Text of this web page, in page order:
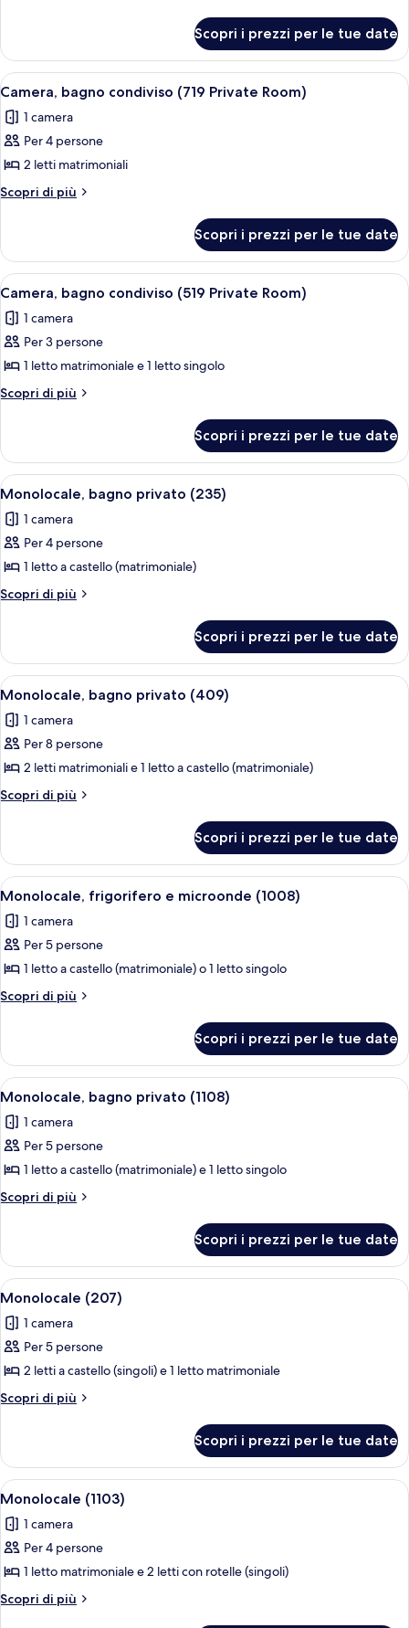
(513
Private
Room)
bagno
condiviso
(513
Room)
Scopri i prezzi per le tue date
Apri
tutte
le
foto
per
Camera,
(719
Private
Room)
Una stanza compatta con due letti,
6
Camera, bagno condiviso (719 Private Room)
1 camera
Per 4 persone
2 letti matrimoniali
Scopri di più
Altri
bagno
condiviso
(719
Room)
Scopri i prezzi per le tue date
Apri
tutte
le
foto
per
Camera,
(519
Private
Room)
Una stanza compatta con due letti,
5
Camera, bagno condiviso (519 Private Room)
1 camera
Per 3 persone
1 letto matrimoniale e 1 letto singolo
Scopri di più
Altri
bagno
condiviso
(519
Room)
Scopri i prezzi per le tue date
Apri
tutte
le
foto
per
Monolocale,
(235)
Un letto a castello con copriletto
2
Monolocale, bagno privato (235)
1 camera
Per 4 persone
1 letto a castello (matrimoniale)
Scopri di più
Altri
bagno
privato
(235)
Scopri i prezzi per le tue date
Apri
tutte
le
foto
per
Monolocale,
(409)
Camera con letto a castello, parete
7
Monolocale, bagno privato (409)
1 camera
Per 8 persone
2 letti matrimoniali e 1 letto a castello (matrimoniale)
Scopri di più
Altri
bagno
privato
(409)
Scopri i prezzi per le tue date
Apri
tutte
le
foto
per
Monolocale,
microonde
(1008)
Cucina funzionale con lavello,
1
Monolocale, frigorifero e microonde (1008)
1 camera
Per 5 persone
1 letto a castello (matrimoniale) o 1 letto singolo
Scopri di più
Altri
frigorifero
e
microonde
Scopri i prezzi per le tue date
Apri
tutte
le
foto
per
Monolocale,
(1108)
Una camera del dormitorio con letti
4
Monolocale, bagno privato (1108)
1 camera
Per 5 persone
1 letto a castello (matrimoniale) e 1 letto singolo
Scopri di più
Altri
bagno
privato
(1108)
Scopri i prezzi per le tue date
Apri
tutte
le
foto
per
Monolocale
Una stanza con due letti a castello,
1
Monolocale (207)
1 camera
Per 5 persone
2 letti a castello (singoli) e 1 letto matrimoniale
Scopri di più
Altri
(207)
Scopri i prezzi per le tue date
Apri
tutte
le
foto
per
Monolocale
Una stanza con due letti, un muro
1
Monolocale (1103)
1 camera
Per 4 persone
1 letto matrimoniale e 2 letti con rotelle (singoli)
Scopri di più
Altri